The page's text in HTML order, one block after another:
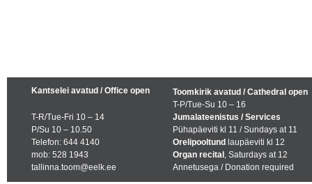
Kantselei avatud / Office open
T-R/Tue-Fri 10 – 14
P/Su 10 – 10.50
Telefon: 644 4140
mob: 528 1943
tallinna.toom@eelk.ee
Toomkirik avatud / Cathedral open
T-P/Tue-Su 10 – 16
Jumalateenistus / Services
Pühapäeviti kl 11 / Sundays at 11
Orelipooltund laupäeviti kl 12
Organ recital , Saturdays at 12
Annetusega / Donation required